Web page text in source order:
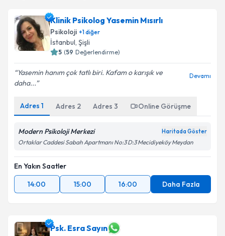
bilgilendireceğiz.
E-posta Adresiniz
kapsamda işlenmesini kabul ediyorum.
Takvim Talebini Gönder
Klinik Psikolog Yasemin Mısırlı
Psikoloji +1diğer
İstanbul, Şişli
5 (59 Değerlendirme)
Yasemin hanım çok tatlı biri. Kafam o karışık ve
daha...
Devamı
Adres 1 Adres 2 Adres 3 Online Görüşme
Modern Psikoloji Merkezi Haritada Göster
Ortaklar Caddesi Sabah Apartmanı No:3 D:3 Mecidiyeköy Meydan
En Yakın Saatler
14:00
15:00 16:00 Daha Fazla
Psk. Esra Sayın